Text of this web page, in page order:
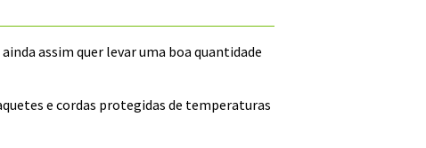
assim quer levar uma boa quantidade
e cordas protegidas de temperaturas